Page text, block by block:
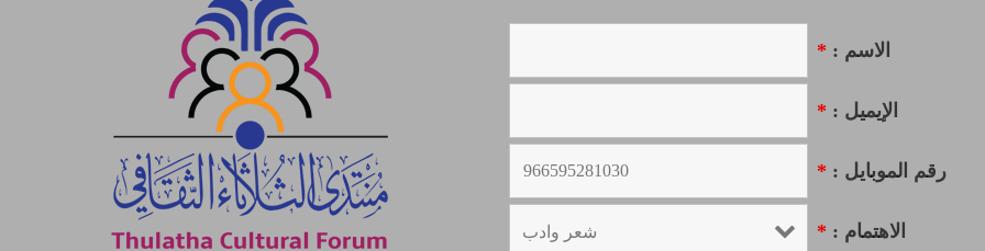
الاسم : *
الإيميل : *
رقم الموبايل : *
الاهتمام : *